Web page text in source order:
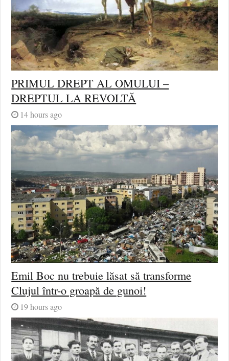
PRIMUL DREPT AL OMULUI –
DREPTUL LA REVOLTĂ
14 hours ago
Emil Boc nu trebuie lăsat să transforme
Clujul într-o groapă de gunoi!
19 hours ago